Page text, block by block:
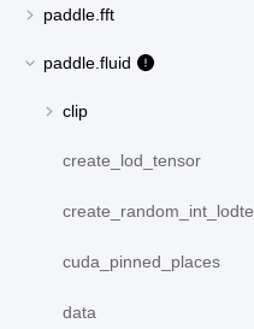
paddle.fft
paddle.fluid
clip
create_lod_tensor
create_random_int_lodtensor
cuda_pinned_places
data